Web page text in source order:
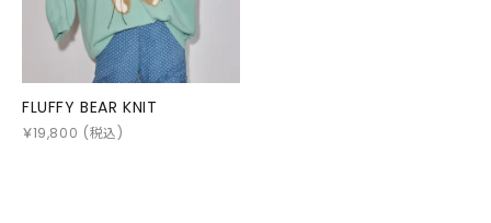
FLUFFY BEAR KNIT
￥19,800 (税込)